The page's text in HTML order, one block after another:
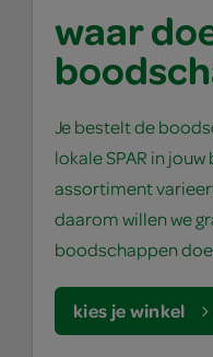
waar
Je bestelt de
lokale SPAR in
assortiment
daarom willen we
boodschappen
kies je winkel